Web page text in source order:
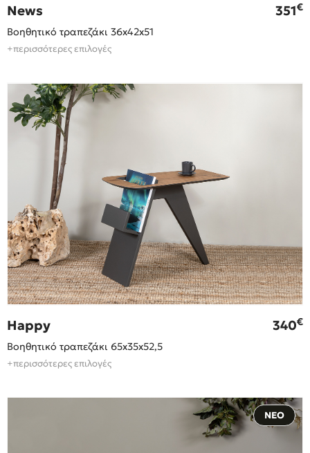
News 351€
Βοηθητικό τραπεζάκι 36x42x51
+περισσότερες επιλογές
Happy 340€
Βοηθητικό τραπεζάκι 65x35x52,5
+περισσότερες επιλογές
ΝΕΟ